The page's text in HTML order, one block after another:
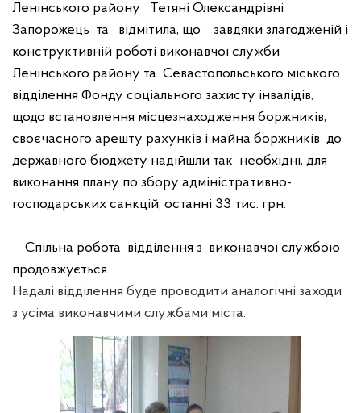
Ленінського району
Тетяні Олександрівні
Запорожець та відмітила, що
завдяки злагодженій і
конструктивній роботі виконавчої служби
Ленінського району та Севастопольського міського
відділення Фонду соціального захисту інвалідів,
щодо встановлення місцезнаходження боржників,
своєчасного арешту рахунків і майна боржників до
державного бюджету надійшли так необхідні, для
виконання плану по збору адміністративно-
господарських санкцій, останні 33 тис. грн.
Спільна робота відділення з виконавчої службою
продовжується.
Надалі відділення буде проводити аналогічні заходи
з усіма виконавчими службами міста.